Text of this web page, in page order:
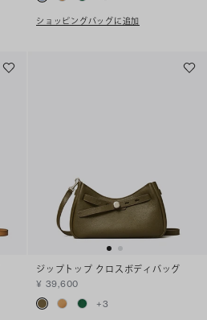
ショッピングバッグに追加
ジップトップ クロスボディバッグ
¥ 39,600
+3